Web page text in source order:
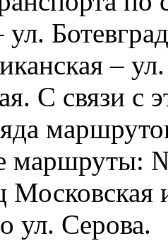
ул.
–
С связи с
маршруты:
Московская
ул. Серова.